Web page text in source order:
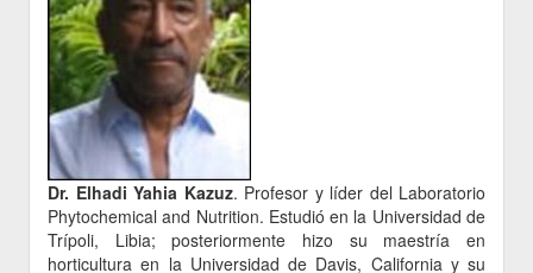
Dr. Elhadi Yahia Kazuz. Profesor y líder del Laboratorio
Phytochemical and Nutrition. Estudió en la Universidad de
Trípoli, Libia; posteriormente hizo su maestría en
horticultura en la Universidad de Davis, California y su